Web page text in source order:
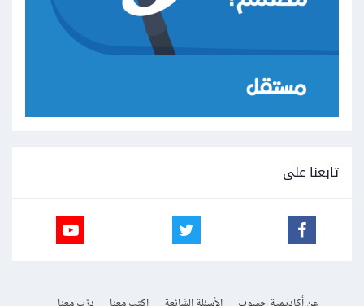
تابعنا على